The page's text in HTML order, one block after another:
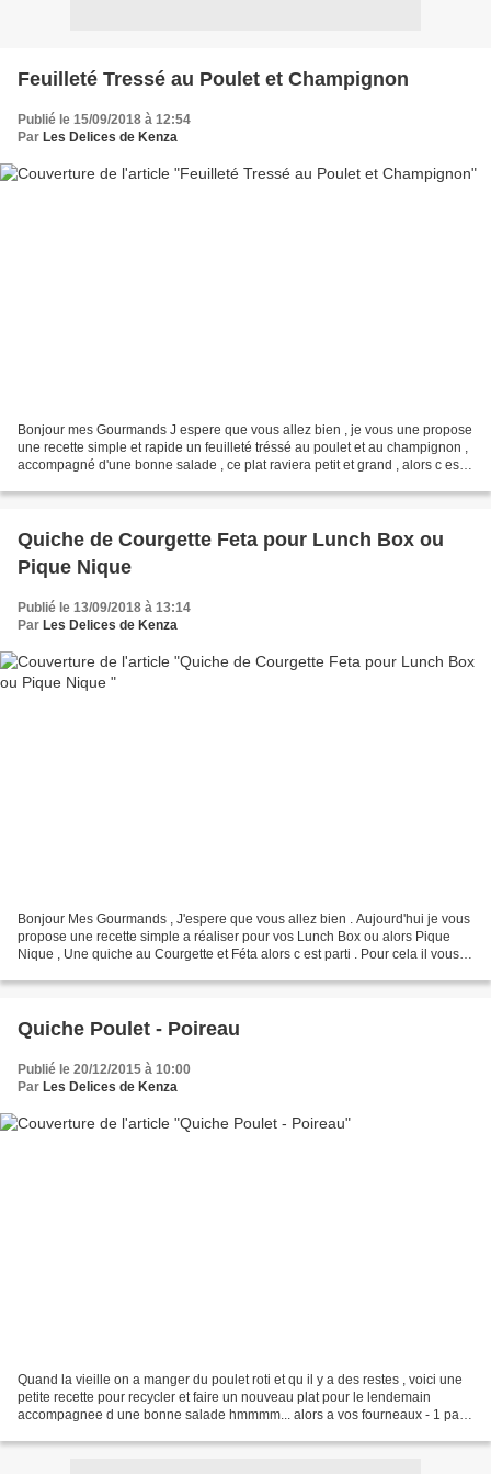
Feuilleté Tressé au Poulet et Champignon
Publié le 15/09/2018 à 12:54
Par Les Delices de Kenza
Bonjour mes Gourmands J espere que vous allez bien , je vous une propose
une recette simple et rapide un feuilleté tréssé au poulet et au champignon ,
accompagné d'une bonne salade , ce plat raviera petit et grand , alors c est
Quiche de Courgette Feta pour Lunch Box ou
Pique Nique
Publié le 13/09/2018 à 13:14
Par Les Delices de Kenza
Bonjour Mes Gourmands , J'espere que vous allez bien . Aujourd'hui je vous
propose une recette simple a réaliser pour vos Lunch Box ou alors Pique
Nique , Une quiche au Courgette et Féta alors c est parti . Pour cela il vous
Quiche Poulet - Poireau
Publié le 20/12/2015 à 10:00
Par Les Delices de Kenza
Quand la vieille on a manger du poulet roti et qu il y a des restes , voici une
petite recette pour recycler et faire un nouveau plat pour le lendemain
accompagnee d une bonne salade hmmmm... alors a vos fourneaux - 1 pate